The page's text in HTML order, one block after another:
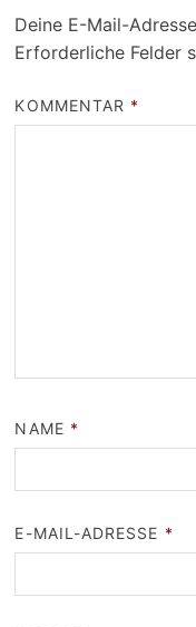
Deine E-Mail-
Erforderliche Felder
KOMMENTAR *
NAME *
E-MAIL-ADRESSE *